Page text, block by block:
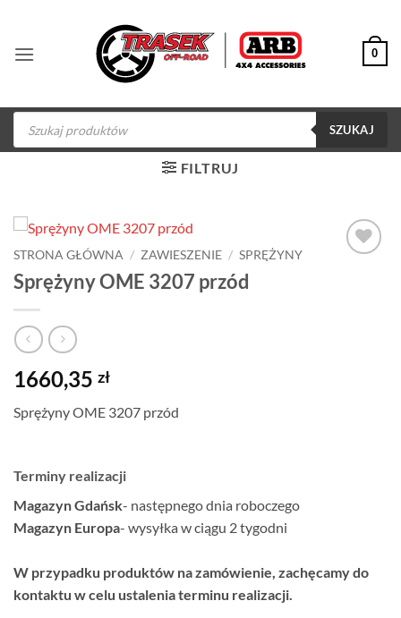
zawartości
0
Wyszukiwarka
produktów
SZUKAJ
FILTRUJ
STRONA GŁÓWNA / ZAWIESZENIE / SPRĘŻYNY
Sprężyny OME 3207 przód
1660,35 zł
Sprężyny OME 3207 przód
Terminy realizacji
Magazyn Gdańsk- następnego dnia roboczego
Magazyn Europa- wysyłka w ciągu 2 tygodni
W przypadku produktów na zamówienie, zachęcamy do
kontaktu w celu ustalenia terminu realizacji.